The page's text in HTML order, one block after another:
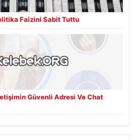
Faizini Sabit Tuttu
Güvenli Adresi Ve Chat